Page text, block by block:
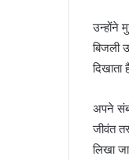
उन्होंने
बिजली
दिखाता
अपने
जीवंत
लिखा